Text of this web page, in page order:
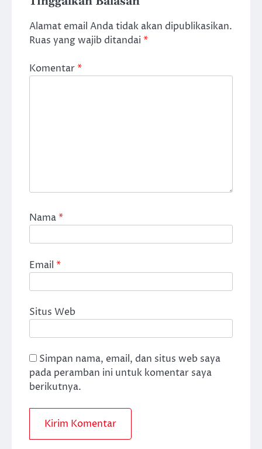
Alamat email Anda tidak akan dipublikasikan.
Ruas yang wajib ditandai *
Komentar*
Nama*
Email *
Situs Web
Simpan nama, email, dan situs web saya
pada peramban ini untuk komentar saya
berikutnya.